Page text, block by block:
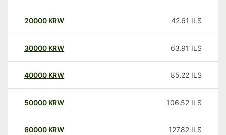
20000 KRW 42.61 ILS
30000 KRW 63.91 ILS
40000 KRW 85.22 ILS
50000 KRW 106.52 ILS
60000 KRW 127.82 ILS